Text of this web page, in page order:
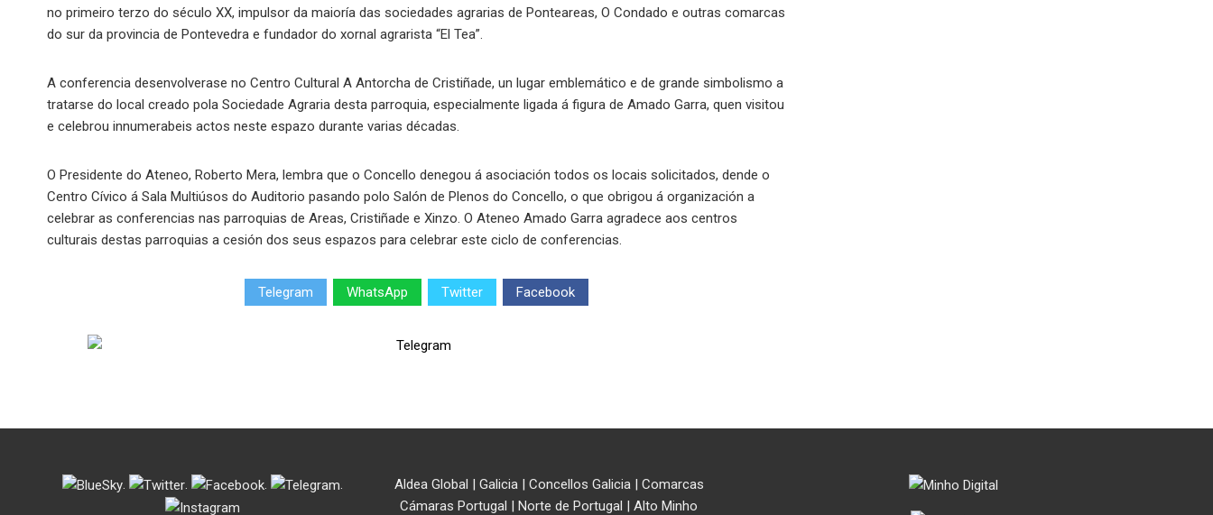
no primeiro terzo do século XX, impulsor da maioría das sociedades agrarias de Ponteareas, O Condado e outras comarcas
do sur da provincia de Pontevedra e fundador do xornal agrarista “El Tea”.
A conferencia desenvolverase no Centro Cultural A Antorcha de Cristiñade, un lugar emblemático e de grande simbolismo a
tratarse do local creado pola Sociedade Agraria desta parroquia, especialmente ligada á figura de Amado Garra, quen visitou
e celebrou innumerabeis actos neste espazo durante varias décadas.
O Presidente do Ateneo, Roberto Mera, lembra que o Concello denegou á asociación todos os locais solicitados, dende o
Centro Cívico á Sala Multiúsos do Auditorio pasando polo Salón de Plenos do Concello, o que obrigou á organización a
celebrar as conferencias nas parroquias de Areas, Cristiñade e Xinzo. O Ateneo Amado Garra agradece aos centros
culturais destas parroquias a cesión dos seus espazos para celebrar este ciclo de conferencias.
Telegram WhatsApp Twitter Facebook
. . . . Aldea Global | Galicia| Concellos Galicia| Comarcas
Cámaras Portugal | Norte de Portugal | Alto Minho